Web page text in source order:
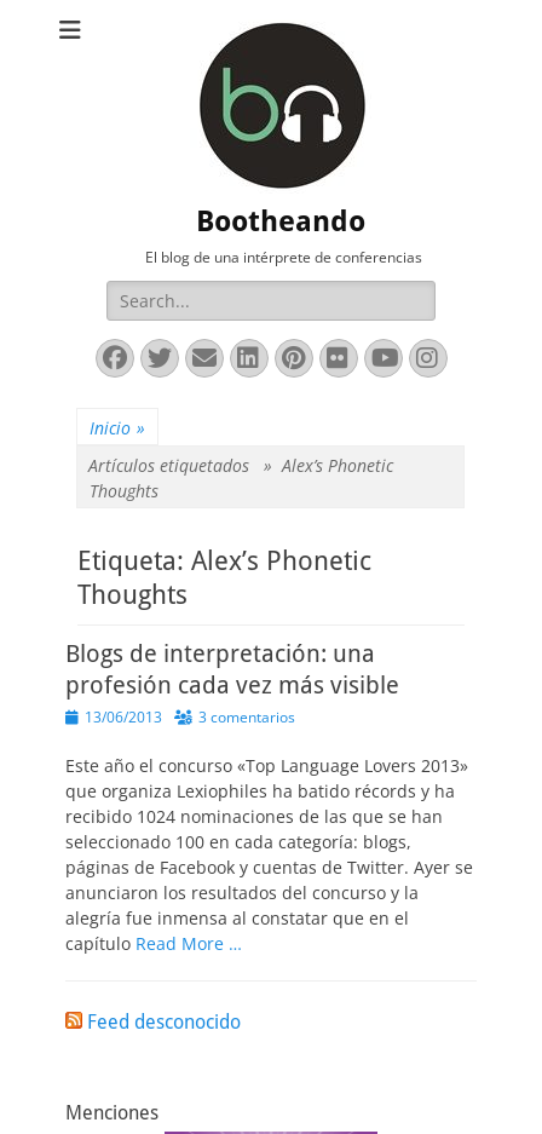
Bootheando
El blog de una intérprete de conferencias
Buscar:
Facebook
Twitter
Correo
electrónico
LinkedIn
Pinterest
FlickrYouTube
Inicio »
Artículos etiquetados »Alex’s Phonetic
Thoughts
Etiqueta: Alex’s Phonetic
Thoughts
Blogs de interpretación: una
profesión cada vez más visible
Publicado
13/06/2013 3 comentarios
Este año el concurso «Top Language Lovers 2013»
que organiza Lexiophiles ha batido récords y ha
recibido 1024 nominaciones de las que se han
seleccionado 100 en cada categoría: blogs,
páginas de Facebook y cuentas de Twitter. Ayer se
anunciaron los resultados del concurso y la
alegría fue inmensa al constatar que en el
capítulo Read More …
Feed desconocido
Menciones